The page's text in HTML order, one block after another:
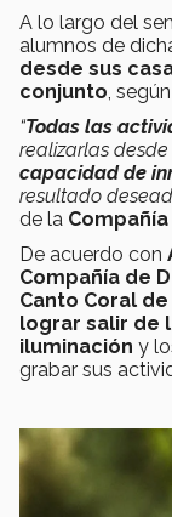
A lo largo del
alumnos de
desde sus
conjunto ,
“Todas las
realizarlas
capacidad de
resultado
de la
De acuerdo con
Compañía de
Canto Coral
lograr salir de
iluminación y
grabar sus